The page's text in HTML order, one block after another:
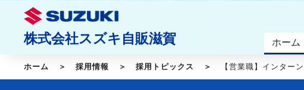
株式会社スズキ自販滋賀 ホーム
ホーム 採用情報 採用トピックス 【営業職】インター